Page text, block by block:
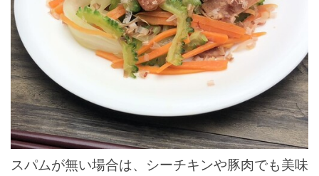
スパムが無い場合は、シーチキンや豚肉でも美味